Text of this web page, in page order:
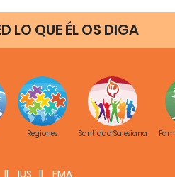
invece le comunità lo
a volte non sono
in questa zona in modo
LO QUE ÉL OS DIGA
Regiones Santidad Salesiana